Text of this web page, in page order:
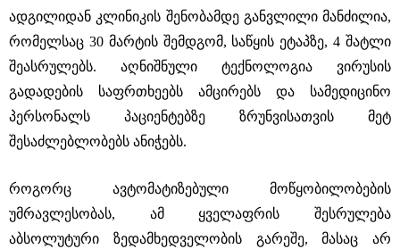
ადგილიდან კლინიკის შენობამდე განვლილი მანძილია,
რომელსაც 30 მარტის შემდგომ, საწყის ეტაპზე, 4 შატლი
შეასრულებს. აღნიშნული ტექნოლოგია ვირუსის
გადადების საფრთხეებს ამცირებს და სამედიცინო
პერსონალს პაციენტებზე ზრუნვისათვის მეტ
შესაძლებლობებს ანიჭებს.
როგორც ავტომატიზებული მოწყობილობების
უმრავლესობას, ამ ყველაფრის შესრულება
აბსოლუტური ზედამხედველობის გარეშე, მასაც არ